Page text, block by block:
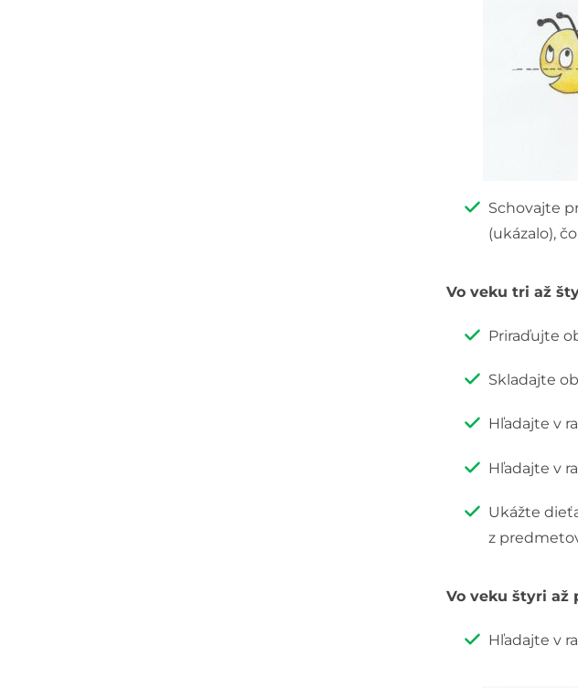
Schovajte
(ukázalo),
Vo veku tri až
Priraďujte
Skladajte
Hľadajte v
Hľadajte v
Ukážte
z
Vo veku štyri až
Hľadajte v